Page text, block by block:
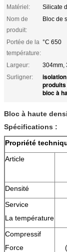
Matériel:
Silicate
Nom de
produit:
Bloc de
Portée de la
température:
°C 650
Largeur:
304mm,
Surligner:
bloc à
Bloc à haute
Spécifications :
Propriété
Article
Densité
Service
La température
Compressif
Force